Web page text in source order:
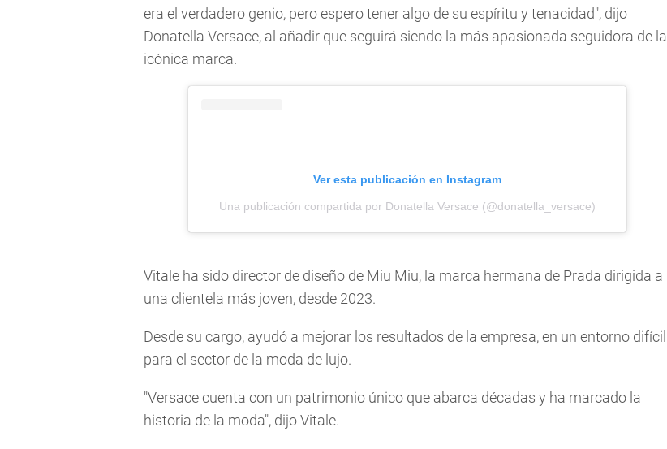
era el verdadero genio, pero espero tener algo de su espíritu y tenacidad", dijo
Donatella Versace, al añadir que seguirá siendo la más apasionada seguidora de la
icónica marca.
Ver esta publicación en Instagram
Una publicación compartida por Donatella Versace (@donatella_versace)
Vitale ha sido director de diseño de Miu Miu, la marca hermana de Prada dirigida a
una clientela más joven, desde 2023.
Desde su cargo, ayudó a mejorar los resultados de la empresa, en un entorno difícil
para el sector de la moda de lujo.
"Versace cuenta con un patrimonio único que abarca décadas y ha marcado la
historia de la moda", dijo Vitale.